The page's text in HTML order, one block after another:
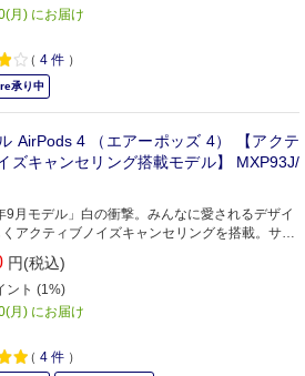
月) にお届け
（ 4 件 ）
承り中
AirPods 4 （エアーポッズ 4） 【アクテ
ズキャンセリング搭載モデル】 MXP93J/
9月モデル」白の衝撃。みんなに愛されるデザイ
アクティブノイズキャンセリングを搭載。サウ
性、ノイズコントロールを、次のレベルへ。み
れるデザイン。みんなにうれしいフィット感。
円(税込)
ント (1%)
月) にお届け
（ 4 件 ）